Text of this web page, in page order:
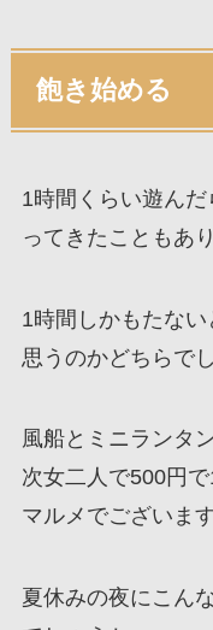
飽き始める
1時間くらい遊ん
ってきたこともあ
1時間しかもたな
思うのかどちらで
風船とミニランタ
次女二人で500円
マルメでございます
夏休みの夜にこん